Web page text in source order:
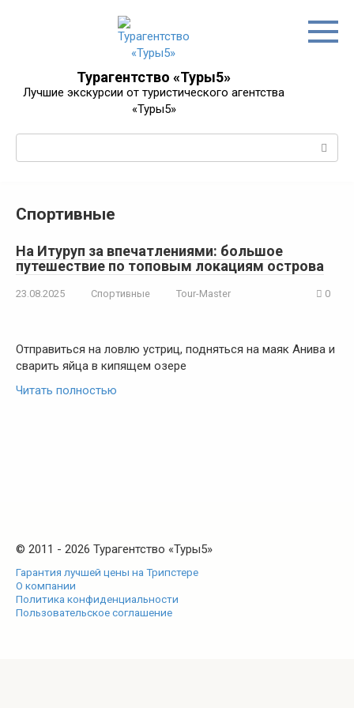
Турагентство «Туры5»
Лучшие экскурсии от туристического агентства
«Туры5»
Спортивные
На Итуруп за впечатлениями: большое
путешествие по топовым локациям острова
23.08.2025 Спортивные Tour-Master 0
Отправиться на ловлю устриц, подняться на маяк Анива и
сварить яйца в кипящем озере
Читать полностью
© 2011 - 2026 Турагентство «Туры5»
Гарантия лучшей цены на Трипстере
О компании
Политика конфиденциальности
Пользовательское соглашение